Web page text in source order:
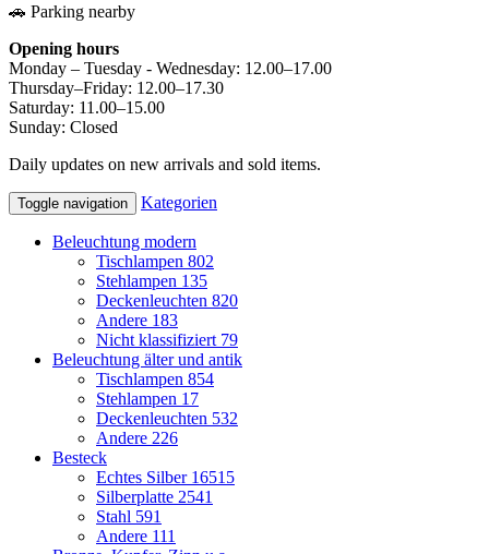
🚗 Parking nearby
Opening hours
Monday – Tuesday - Wednesday: 12.00–17.00
Thursday–Friday: 12.00–17.30
Saturday: 11.00–15.00
Sunday: Closed
Daily updates on new arrivals and sold items.
Toggle navigation Kategorien
Beleuchtung modern
Tischlampen 802
Stehlampen 135
Deckenleuchten 820
Andere 183
Nicht klassifiziert 79
Beleuchtung älter und antik
Tischlampen 854
Stehlampen 17
Deckenleuchten 532
Andere 226
Besteck
Echtes Silber 16515
Silberplatte 2541
Stahl 591
Andere 111